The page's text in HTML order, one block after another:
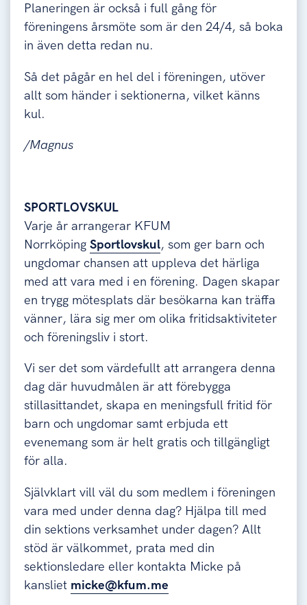
Planeringen är också i full gång för
föreningens årsmöte som är den 24/4, så boka
in även detta redan nu.
Så det pågår en hel del i föreningen, utöver
allt som händer i sektionerna, vilket känns
kul.
/Magnus
SPORTLOVSKUL
Varje år arrangerar KFUM
Norrköping Sportlovskul, som ger barn och
ungdomar chansen att uppleva det härliga
med att vara med i en förening. Dagen skapar
en trygg mötesplats där besökarna kan träffa
vänner, lära sig mer om olika fritidsaktiviteter
och föreningsliv i stort.
Vi ser det som värdefullt att arrangera denna
dag där huvudmålen är att förebygga
stillasittandet, skapa en meningsfull fritid för
barn och ungdomar samt erbjuda ett
evenemang som är helt gratis och tillgängligt
för alla.
Självklart vill väl du som medlem i föreningen
vara med under denna dag? Hjälpa till med
din sektions verksamhet under dagen? Allt
stöd är välkommet, prata med din
sektionsledare eller kontakta Micke på
kansliet micke@kfum.me